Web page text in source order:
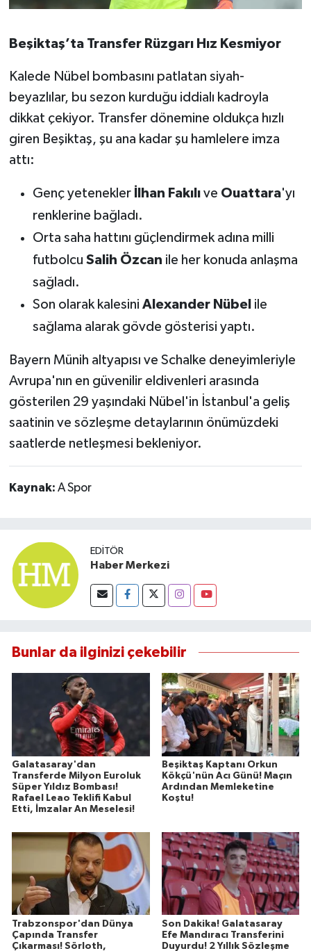
Beşiktaş’ta Transfer Rüzgarı Hız Kesmiyor
Kalede Nübel bombasını patlatan siyah-
beyazlılar, bu sezon kurduğu iddialı kadroyla
dikkat çekiyor. Transfer dönemine oldukça hızlı
giren Beşiktaş, şu ana kadar şu hamlelere imza
attı:
Genç yetenekler İlhan Fakılıve Ouattara'yı
renklerine bağladı.
Orta saha hattını güçlendirmek adına milli
futbolcu Salih Özcan ile her konuda anlaşma
sağladı.
Son olarak kalesini Alexander Nübel ile
sağlama alarak gövde gösterisi yaptı.
Bayern Münih altyapısı ve Schalke deneyimleriyle
Avrupa'nın en güvenilir eldivenleri arasında
gösterilen 29 yaşındaki Nübel'in İstanbul'a geliş
saatinin ve sözleşme detaylarının önümüzdeki
saatlerde netleşmesi bekleniyor.
Kaynak: A Spor
EDITÖR
Haber Merkezi
Bunlar da ilginizi çekebilir
Galatasaray'dan
Transferde Milyon Euroluk
Süper Yıldız Bombası!
Rafael Leao Teklifi Kabul
Etti, İmzalar An Meselesi!
Beşiktaş Kaptanı Orkun
Kökçü'nün Acı Günü! Maçın
Ardından Memleketine
Koştu!
Trabzonspor'dan Dünya
Çapında Transfer
Çıkarması! Sörloth,
Son Dakika! Galatasaray
Efe Mandıracı Transferini
Duyurdu! 2 Yıllık Sözleşme
TEKNOLOJİ
Trend
YAŞAM